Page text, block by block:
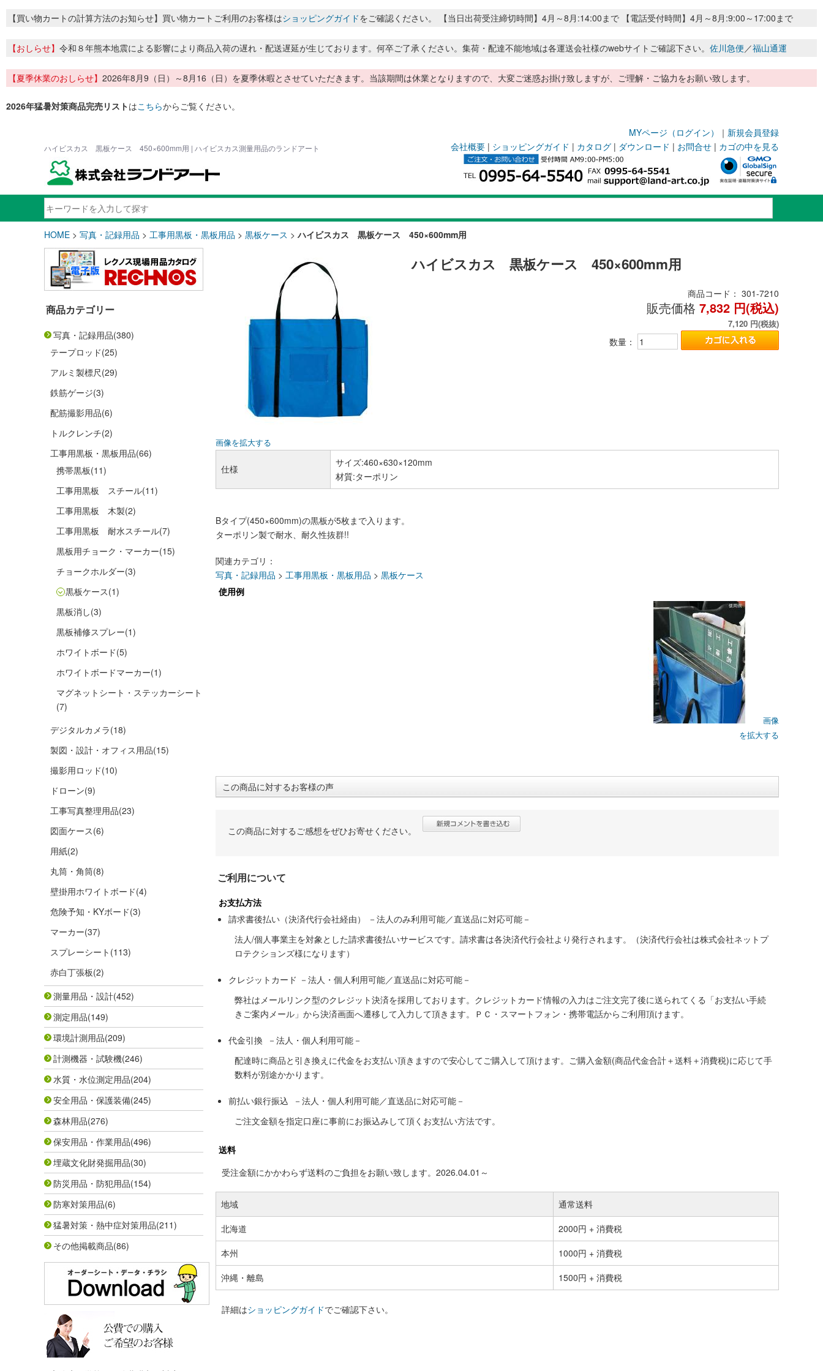
【買い物カートの計算方法のお知らせ】買い物カートご利用のお客様はショッピングガイドをご確認ください。 【当日出荷受注締切時間】4月～8月:14:00まで 【電話受付時間】4月～8月:9:00～17:00まで
【おしらせ】 令和８年熊本地震による影響により商品入荷の遅れ・配送遅延が生じております。何卒ご了承ください。集荷・配達不能地域は各運送会社様のwebサイトご確認下さい。 佐川急便／福山通運
【夏季休業のおしらせ】 2026年8月9（日）～8月16（日）を夏季休暇とさせていただきます。当該期間は休業となりますので、大変ご迷惑お掛け致しますが、ご理解・ご協力をお願い致します。
2026年猛暑対策商品完売リストはこちらからご覧ください。
MYページ（ログイン） ｜ 新規会員登録
ハイビスカス 黒板ケース 450×600mm用 | ハイビスカス測量用品のランドアート 会社概要 | ショッピングガイド | カタログ | ダウンロード | お問合せ | カゴの中を見る
HOME > 写真・記録用品 > 工事用黒板・黒板用品 > 黒板ケース >ハイビスカス 黒板ケース 450×600mm用
商品カテゴリー
写真・記録用品(380)
テープロッド(25)
アルミ製標尺(29)
鉄筋ゲージ(3)
配筋撮影用品(6)
トルクレンチ(2)
工事用黒板・黒板用品(66)
携帯黒板(11)
工事用黒板 スチール(11)
工事用黒板 木製(2)
工事用黒板 耐水スチール(7)
黒板用チョーク・マーカー(15)
チョークホルダー(3)
黒板ケース(1)
黒板消し(3)
黒板補修スプレー(1)
ホワイトボード(5)
ホワイトボードマーカー(1)
マグネットシート・ステッカーシート
(7)
デジタルカメラ(18)
製図・設計・オフィス用品(15)
撮影用ロッド(10)
ドローン(9)
工事写真整理用品(23)
図面ケース(6)
用紙(2)
丸筒・角筒(8)
壁掛用ホワイトボード(4)
危険予知・KYボード(3)
マーカー(37)
スプレーシート (113)
赤白丁張板(2)
測量用品・設計(452)
測定用品(149)
環境計測用品(209)
計測機器・試験機(246)
水質・水位測定用品(204)
安全用品・保護装備(245)
森林用品(276)
保安用品・作業用品(496)
埋蔵文化財発掘用品(30)
防災用品・防犯用品(154)
防寒対策用品(6)
猛暑対策・熱中症対策用品(211)
その他掲載商品(86)
画像を拡大する
ハイビスカス 黒板ケース 450×600mm用
商品コード： 301-7210
販売価格 7,832 円(税込)
7,120 円(税抜)
数量：
仕様
サイズ:460×630×120mm
材質:ターポリン
Bタイプ(450×600mm)の黒板が5枚まで入ります。
ターポリン製で耐水、耐久性抜群!!
関連カテゴリ：
写真・記録用品 > 工事用黒板・黒板用品 > 黒板ケース
使用例
画像
を拡大する
この商品に対するお客様の声
この商品に対するご感想をぜひお寄せください。
ご利用について
お支払方法
請求書後払い（決済代行会社経由） －法人のみ利用可能／直送品に対応可能－
法人/個人事業主を対象とした請求書後払いサービスです。請求書は各決済代行会社より発行されます。（決済代行会社は株式会社ネットプ
ロテクションズ様になります）
クレジットカード －法人・個人利用可能／直送品に対応可能－
弊社はメールリンク型のクレジット決済を採用しております。クレジットカード情報の入力はご注文完了後に送られてくる「お支払い手続
きご案内メール」から決済画面へ遷移して入力して頂きます。ＰＣ・スマートフォン・携帯電話からご利用頂けます。
代金引換 －法人・個人利用可能－
配達時に商品と引き換えに代金をお支払い頂きますので安心してご購入して頂けます。ご購入金額(商品代金合計＋送料＋消費税)に応じて手
数料が別途かかります。
前払い銀行振込 －法人・個人利用可能／直送品に対応可能－
ご注文金額を指定口座に事前にお振込みして頂くお支払い方法です。
送料
受注金額にかかわらず送料のご負担をお願い致します。2026.04.01～
地域
通常送料
北海道
2000円 + 消費税
本州
1000円 + 消費税
沖縄・離島
1500円 + 消費税
詳細はショッピングガイドでご確認下さい。